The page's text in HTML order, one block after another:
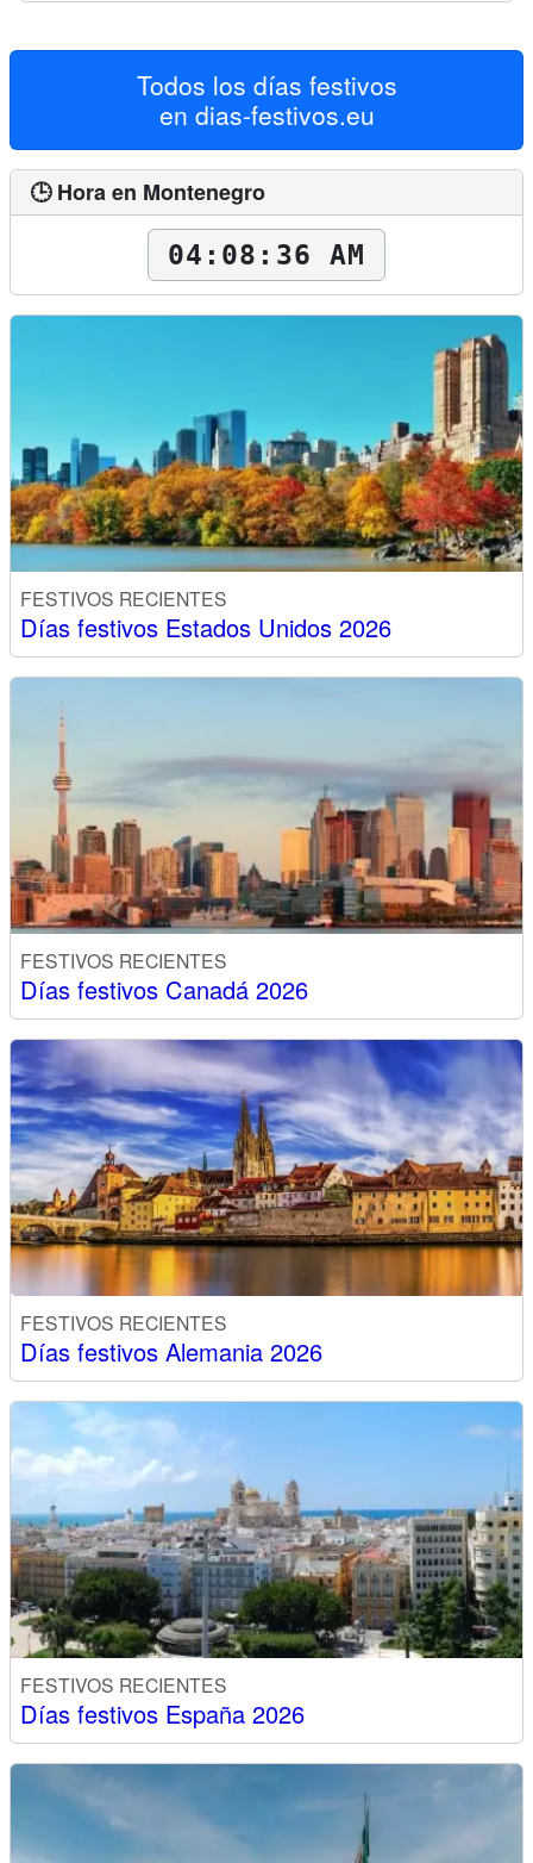
Todos los días festivos
en dias-festivos.eu
🕒 Hora en Montenegro
04:08:37 AM
FESTIVOS RECIENTES
Días festivos Estados Unidos 2026
FESTIVOS RECIENTES
Días festivos Canadá 2026
FESTIVOS RECIENTES
Días festivos Alemania 2026
FESTIVOS RECIENTES
Días festivos España 2026